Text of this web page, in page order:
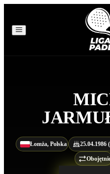
Łomża, Polska 25.04.1986